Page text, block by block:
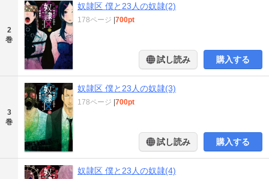
2
巻
奴隷区 僕と23人の奴隷(2)
178ページ |700pt
試し読み 購入する
3
巻
奴隷区 僕と23人の奴隷(3)
178ページ |700pt
試し読み 購入する
奴隷区 僕と23人の奴隷(4)